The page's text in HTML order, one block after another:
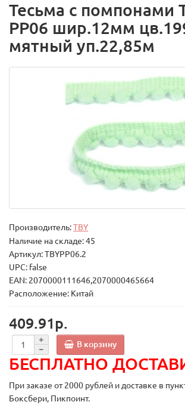
Тесьма с помпонами
PP06 шир.12мм
мятный уп.22,85м
Производитель:TBY
Наличие на складе: 45
Артикул: TBYPP06.2
UPC: false
EAN: 2070000111646,2070000465664
Расположение: Китай
409.91р.
В корзину
БЕСПЛАТНО
При заказе от 2000 рублей и доставке в
Боксбери, Пикпоинт.